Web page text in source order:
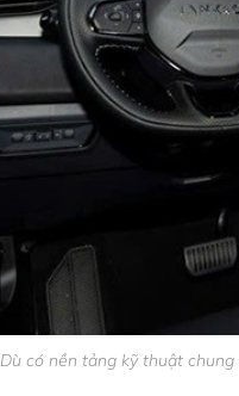
Dù có nền tảng kỹ thuật